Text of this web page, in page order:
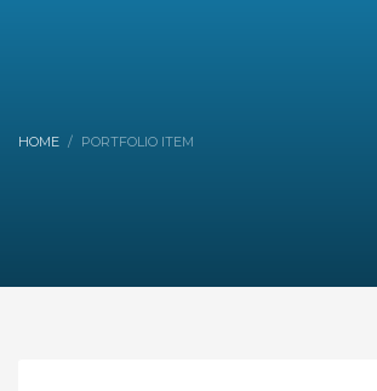
HOME PORTFOLIO ITEM